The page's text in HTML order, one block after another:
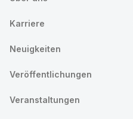
Karriere
Neuigkeiten
Veröffentlichungen
Veranstaltungen